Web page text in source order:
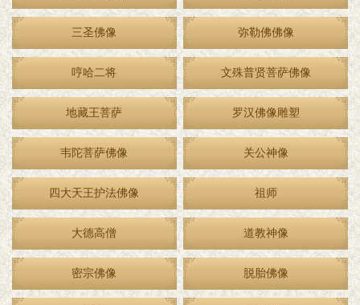
三圣佛像 弥勒佛佛像
哼哈二将 文殊普贤菩萨佛像
地藏王菩萨 罗汉佛像雕塑
韦陀菩萨佛像 关公神像
四大天王护法佛像 祖师
大德高僧 道教神像
密宗佛像 脱胎佛像